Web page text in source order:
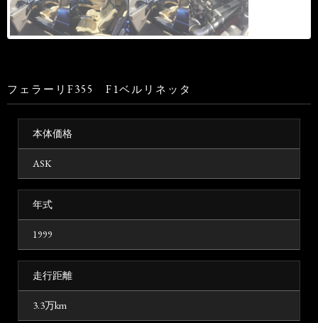
フェラーリF355 F1ベルリネッタ
本体価格
ASK
年式
1999
走行距離
3.3万km